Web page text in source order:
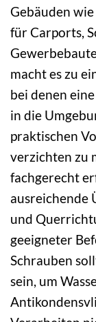
Gebäuden
für Carports,
macht es zu
bei denen
in die
praktischen
verzichten zu
fachgerecht
ausreichende
und
geeigneter
Schrauben
sein, um